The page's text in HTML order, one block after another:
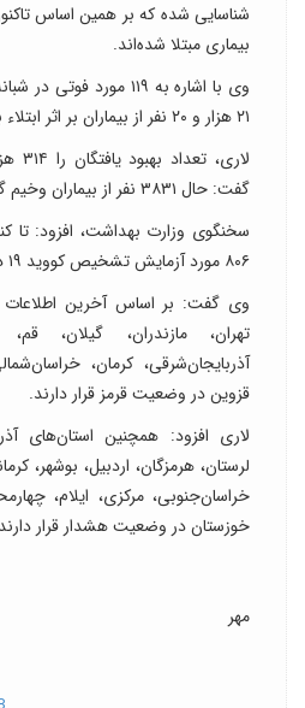
بیماری مبتلا شده‌اند.
وی با اشاره به ۱۱۹ مورد
۲۱ هزار و ۲۰ نفر از بیماران بر اثر ابتلاء به کرونا جان باخته‌اند.
گفت: حال ۳۸۳۱ نفر از بیماران وخیم گزارش شده است.
۸۰۶ مورد آزمایش تشخیص کووید ۱۹ در کشور انجام شده است.
وی گفت: بر اساس آخرین اطلاعات
تهران، مازندران، گیلان،
آذربایجان‌شرقی، کرمان،
قزوین در وضعیت قرمز قرار دارند.
لاری افزود: همچنین استان‌های
لرستان، هرمزگان، اردبیل، بوشهر،
خراسان‌جنوبی، مرکزی، ایلام،
خوزستان در وضعیت هشدار قرار
مهر